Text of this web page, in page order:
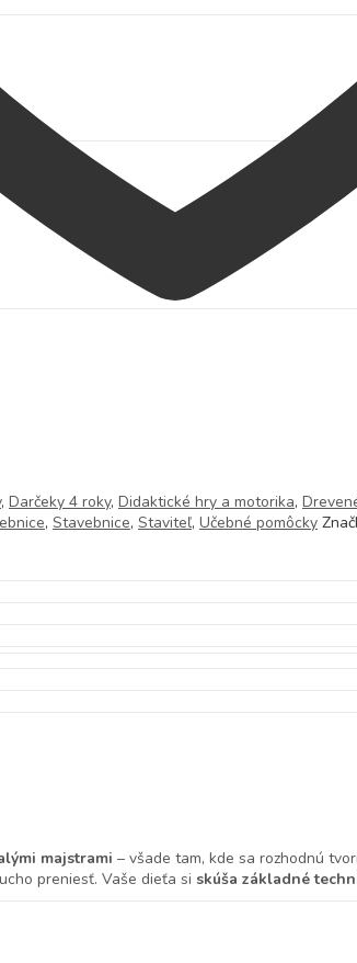
, Darčeky 4 roky, Didaktické hry a motorika,
, Stavebnice, Staviteľ, Učebné pomôcky
majstrami – všade tam, kde sa rozhodnú
preniesť. Vaše dieťa si skúša základné